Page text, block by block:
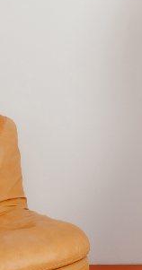
１．透過由恩沛科技股
易，需依本服務之必要
權轉讓予恩沛科技股份
２．關於個人資料處理
３．未成年的使用者請
「AFTEE先享後付」，
４．使用「AFTEE先享
時審查核予不同之上限
請求用戶進行身份認證。
５．嚴禁一人註冊多個
恩沛科技股份有限公司
每筆NT$60，滿
每筆NT$60，滿
每筆NT$60，滿
宅配_離島
每筆NT$100